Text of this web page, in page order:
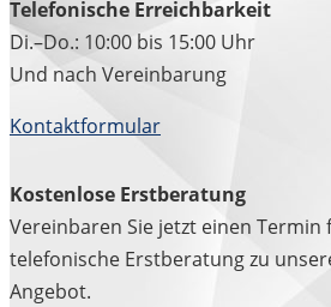
Telefonische Erreichbarkeit
Di.–Do.: 10:00 bis 15:00 Uhr
Und nach Vereinbarung
Kontaktformular
Kostenlose Erstberatung
Vereinbaren Sie jetzt einen
telefonische Erstberatung zu
Angebot.